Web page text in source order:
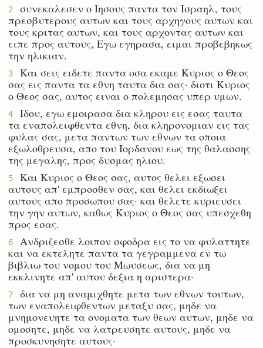
2
συνεκαλεσεν ο Ιησους παντα τον Ισραηλ, τους
πρεσβυτερους αυτων και τους αρχηγους αυτων και
τους κριτας αυτων, και τους αρχοντας αυτων και
ειπε προς αυτους, Εγω εγηρασα, ειμαι προβεβηκως
την ηλικιαν.
3
Και σεις ειδετε παντα οσα εκαμε Κυριος ο Θεος
σας εις παντα τα εθνη ταυτα δια σας· διοτι Κυριος
ο Θεος σας, αυτος ειναι ο πολεμησας υπερ υμων.
4
Ιδου, εγω εμοιρασα δια κληρου εις εσας ταυτα
τα εναπολειφθεντα εθνη, δια κληρονομιαν εις τας
φυλας σας, μετα παντων των εθνων τα οποια
εξωλοθρευσα, απο του Ιορδανου εως της θαλασσης
της μεγαλης, προς δυσμας ηλιου.
5
Και Κυριος ο Θεος σας, αυτος θελει εξωσει
αυτους απ' εμπροσθεν σας, και θελει εκδιωξει
αυτους απο προσωπου σας· και θελετε κυριευσει
την γην αυτων, καθως Κυριος ο Θεος σας υπεσχεθη
προς εσας.
6
Ανδριζεσθε λοιπον σφοδρα εις το να φυλαττητε
και να εκτελητε παντα τα γεγραμμενα εν τω
βιβλιω του νομου του Μωυσεως, δια να μη
εκκλινητε απ' αυτου δεξια η αριστερα·
7
δια να μη αναμιχθητε μετα των εθνων τουτων,
των εναπολειφθεντων μεταξυ σας, μηδε να
μνημονευητε τα ονοματα των θεων αυτων, μηδε να
ομοσητε, μηδε να λατρευσητε αυτους, μηδε να
προσκυνησητε αυτους·